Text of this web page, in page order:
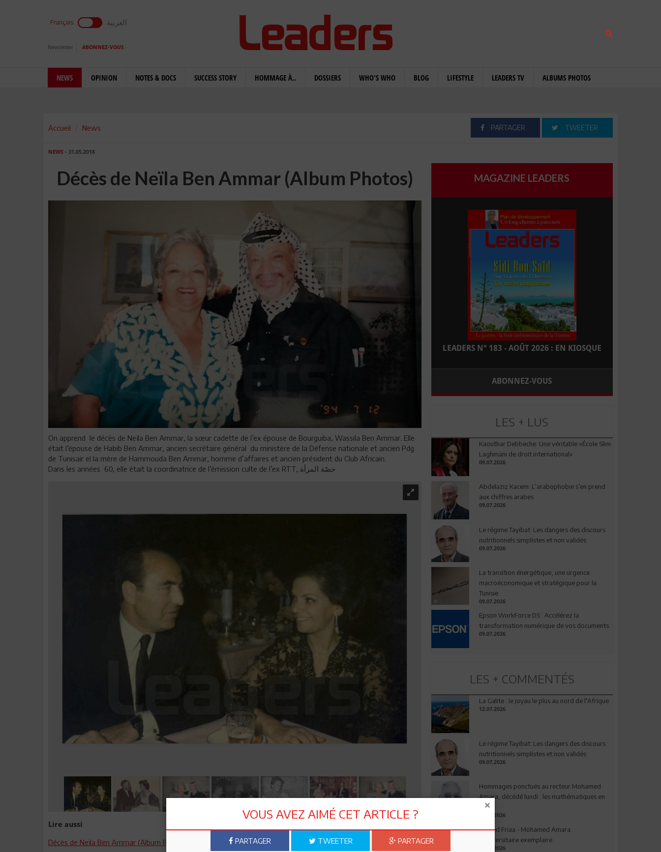
Français العربية
Newsletter ABONNEZ-VOUS
NEWS OPINION NOTES & DOCS SUCCESS STORY HOMMAGE À.. DOSSIERS WHO'S WHO BLOG LIFESTYLE LEADERS TV ALBUMS PHOTOS
Accueil News PARTAGER TWEETER
NEWS - 31.05.2018
Décès de Neïla Ben Ammar (Album Photos)
On apprend le décès de Neïla Ben Ammar, la sœur cadette de l’ex épouse de Bourguiba, Wassila Ben Ammar. Elle
était l’épouse de Habib Ben Ammar, ancien secrétaire général du ministère de la Défense nationale et ancien Pdg
de Tunisair el la mère de Hammouda Ben Ammar, homme d’affaires et ancien président du Club Africain.
Dans les années 60, elle était la coordinatrice de l’émission culte de l’ex RTT, حصّة المرأة
Lire aussi
Décès de Neïla Ben Ammar (Album Photos)
MAGAZINE LEADERS
LEADERS N° 183 - AOÛT 2026 : EN KIOSQUE
ABONNEZ-VOUS
LES + LUS
Kaouthar Debbeche: Une véritable «École Slim
Laghmani de droit international»
09.07.2026
Abdelaziz Kacem: L’arabophobie s’en prend
aux chiffres arabes
09.07.2026
Le régime Tayibat: Les dangers des discours
nutritionnels simplistes et non validés
09.07.2026
La transition énergétique, une urgence
macroéconomique et stratégique pour la
Tunisie
09.07.2026
Epson WorkForce DS : Accélérez la
transformation numérique de vos documents
09.07.2026
LES + COMMENTÉS
La Galite : le joyau le plus au nord de l'Afrique
12.07.2026
Le régime Tayibat: Les dangers des discours
nutritionnels simplistes et non validés
09.07.2026
Hommages ponctués au recteur Mohamed
Amara, décédé lundi : les mathématiques en
deuil
03.08.2026
Ahmed Friaa - Mohamed Amara:
l’Universitaire exemplaire
04.08.2026
VOUS AVEZ AIMÉ CET ARTICLE ?
PARTAGER TWEETER PARTAGER